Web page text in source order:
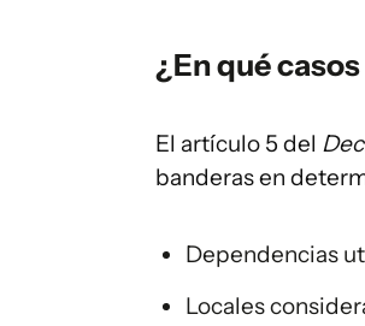
¿En qué
El artículo 5 del
banderas en
Dependencias
Locales